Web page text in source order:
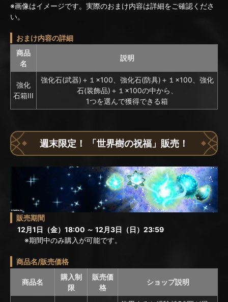
※画像はイメージです。実際のおまけ内容は詳細をご確認くださ
い。
おまけ内容の詳細
商品
名
説明
強化
石箱III
強化石(武器)＋１×100、強化石(防具)＋１×100、強化
石(装飾品)＋１×100の中から、
1つを選んで獲得できる箱
週末限定！ 「世界樹の祝福」販売！
販売期間
12月1日（金）18:00 ～ 12月3日（日）23:59
※期間中のみ購入が可能です。
商品名/販売価格
商品名
購入制
限
販売価
格
ショップ説明